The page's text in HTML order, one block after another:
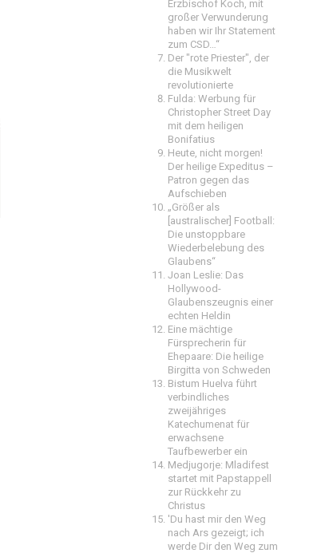
Erzbischof Koch, mit
großer Verwunderung
haben wir Ihr Statement
zum CSD…“
Der "rote Priester", der
die Musikwelt
revolutionierte
Fulda: Werbung für
Christopher Street Day
mit dem heiligen
Bonifatius
Heute, nicht morgen!
Der heilige Expeditus –
Patron gegen das
Aufschieben
„Größer als
[australischer] Football:
Die unstoppbare
Wiederbelebung des
Glaubens“
Joan Leslie: Das
Hollywood-
Glaubenszeugnis einer
echten Heldin
Eine mächtige
Fürsprecherin für
Ehepaare: Die heilige
Birgitta von Schweden
Bistum Huelva führt
verbindliches
zweijähriges
Katechumenat für
erwachsene
Taufbewerber ein
Medjugorje: Mladifest
startet mit Papstappell
zur Rückkehr zu
Christus
'Du hast mir den Weg
nach Ars gezeigt; ich
werde Dir den Weg zum